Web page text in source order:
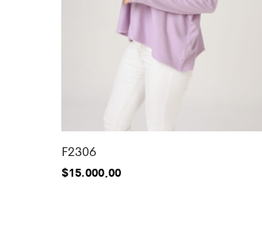
F2306
$15.000,00